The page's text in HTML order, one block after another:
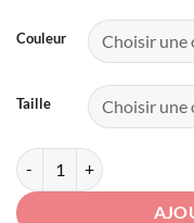
Couleur
Taille
quantité de Cagoule Latex